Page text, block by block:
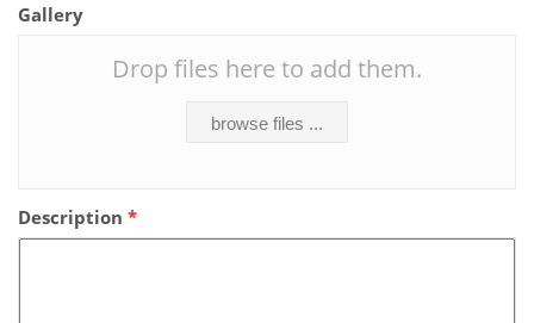
Gallery
Drop files here to add them.
browse files ...
Description *